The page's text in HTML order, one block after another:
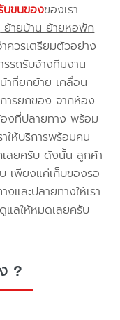
บขนของของเรา
ย้ายบ้าน ย้ายหอพัก
ควรเตรียมตัวอย่าง
รถรับจ้างทีมงาน
าที่ยกย้าย เคลื่อน
ารยกของ จากห้อง
งที่ปลายทาง พร้อม
ให้บริการพร้อมคน
ลยครับ ดังนั้น ลูกค้า
เพียงแค่เก็บของรอ
และปลายทางให้เรา
แลให้หมดเลยครับ
?